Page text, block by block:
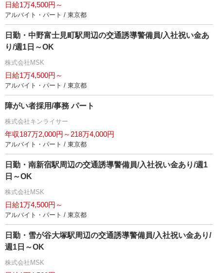
日給1万4,500円～
アルバイト・パート / 東京都
日勤・中野富士見町駅周辺の交通誘導警備員/入社祝い金あ
り/週1日～OK
株式会社MSK
日給1万4,500円～
アルバイト・パート / 東京都
障がい者採用/事務 パート
株式会社キンライサー
年収187万2,000円～218万4,000円
アルバイト・パート / 東京都
日勤・南新宿駅周辺の交通誘導警備員/入社祝い金あり/週1
日～OK
株式会社MSK
日給1万4,500円～
アルバイト・パート / 東京都
日勤・雪が谷大塚駅周辺の交通誘導警備員/入社祝い金あり/
週1日～OK
株式会社MSK